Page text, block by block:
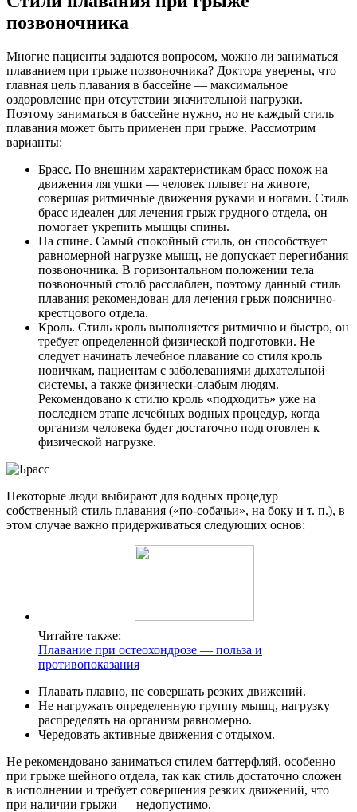
позвоночника
Многие пациенты задаются вопросом, можно ли заниматься
плаванием при грыже позвоночника? Доктора уверены, что
главная цель плавания в бассейне — максимальное
оздоровление при отсутствии значительной нагрузки.
Поэтому заниматься в бассейне нужно, но не каждый стиль
плавания может быть применен при грыже. Рассмотрим
варианты:
Брасс. По внешним характеристикам брасс похож на
движения лягушки — человек плывет на животе,
совершая ритмичные движения руками и ногами. Стиль
брасс идеален для лечения грыж грудного отдела, он
помогает укрепить мышцы спины.
На спине. Самый спокойный стиль, он способствует
равномерной нагрузке мышц, не допускает перегибания
позвоночника. В горизонтальном положении тела
позвоночный столб расслаблен, поэтому данный стиль
плавания рекомендован для лечения грыж пояснично-
крестцового отдела.
Кроль. Стиль кроль выполняется ритмично и быстро, он
требует определенной физической подготовки. Не
следует начинать лечебное плавание со стиля кроль
новичкам, пациентам с заболеваниями дыхательной
системы, а также физически-слабым людям.
Рекомендовано к стилю кроль «подходить» уже на
последнем этапе лечебных водных процедур, когда
организм человека будет достаточно подготовлен к
физической нагрузке.
Некоторые люди выбирают для водных процедур
собственный стиль плавания («по-собачьи», на боку и т. п.), в
этом случае важно придерживаться следующих основ:
Читайте также:
Плавание при остеохондрозе — польза и
противопоказания
Плавать плавно, не совершать резких движений.
Не нагружать определенную группу мышц, нагрузку
распределять на организм равномерно.
Чередовать активные движения с отдыхом.
Не рекомендовано заниматься стилем баттерфляй, особенно
при грыже шейного отдела, так как стиль достаточно сложен
в исполнении и требует совершения резких движений, что
при наличии грыжи — недопустимо.